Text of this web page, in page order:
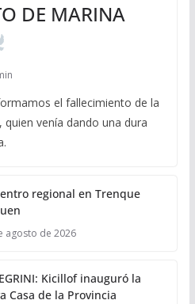
DE MARINA
el fallecimiento de la
venía dando una dura
regional en Trenque
agosto de 2026
Kicillof inauguró la
Casa de la Provincia